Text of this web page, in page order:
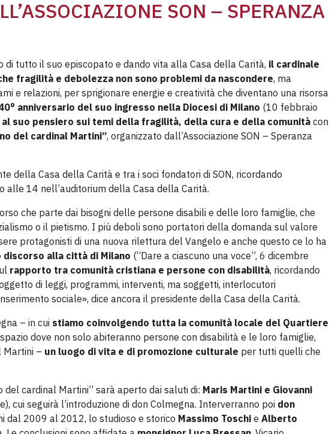
SON – SPERANZA
di tutto il suo episcopato e dando vita alla Casa della Carità, il cardinale
fragilità e debolezza non sono problemi da nascondere, ma
e relazioni, per sprigionare energie e creativitàche diventano una risorsa
anniversario del suo ingresso nella Diocesi di Milano (10 febbraio
al suo pensiero sui temi della fragilità, della cura e della comunitàcon
del cardinal Martini”, organizzato dall’Associazione SON – Speranza
della Casa della Carità e tra i soci fondatori di SON, ricordando
alle 14 nell’auditorium della Casa della Carità.
che parte dai bisogni delle persone disabili e delle loro famiglie, che
o il pietismo. I più deboli sono portatori della domanda sul valore
protagonisti di una nuova rilettura del Vangelo e anche questo ce lo ha
discorso alla città di Milano (“Dare a ciascuno una voce”, 6 dicembre
rapporto tra comunità cristiana e persone con disabilità, ricordando
di leggi, programmi, interventi, ma soggetti, interlocutori
sociale», dice ancora il presidente della Casa della Carità.
– in cui stiamo coinvolgendo tutta la comunità locale del Quartiere
dove non solo abiteranno persone con disabilità e le loro famiglie,
Martini – un luogo di vita e di promozione culturale per tutti quelli che
del cardinal Martini” sarà aperto dai saluti di: Maris Martini e Giovanni
cui seguirà l’introduzione di don Colmegna. Interverranno poi don
dal 2009 al 2012, lo studioso e storico Massimo Toschi e Alberto